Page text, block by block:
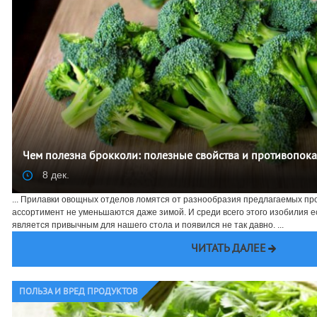
Чем полезна брокколи: полезные свойства и
8 дек.
... Прилавки овощных отделов ломятся от разнообразия предлагаемых
ассортимент не уменьшаются даже зимой. И среди всего этого изобилия
является привычным для нашего стола и появился не так давно. ...
ЧИТАТЬ ДАЛЕЕ
ПОЛЬЗА И ВРЕД ПРОДУКТОВ